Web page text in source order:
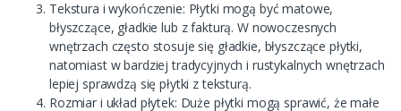
Tekstura i wykończenie: Płytki mogą być matowe,
błyszczące, gładkie lub z fakturą. W nowoczesnych
wnętrzach często stosuje się gładkie, błyszczące płytki,
natomiast w bardziej tradycyjnych i rustykalnych wnętrzach
lepiej sprawdzą się płytki z teksturą.
Rozmiar i układ płytek: Duże płytki mogą sprawić, że małe